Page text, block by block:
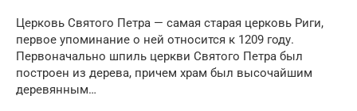
Церковь Святого Петра — самая старая церковь Риги,
первое упоминание о ней относится к 1209 году.
Первоначально шпиль церкви Святого Петра был
построен из дерева, причем храм был высочайшим
деревянным…